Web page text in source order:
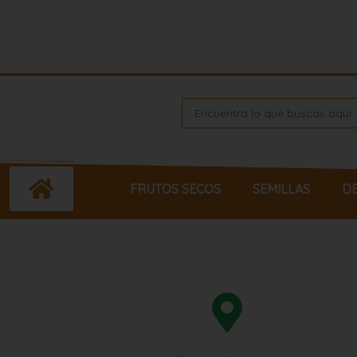
Search
...
FRUTOS SECOS SEMILLAS